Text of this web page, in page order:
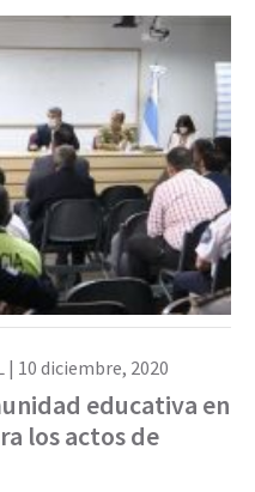
| 10 diciembre, 2020
educativa en
los actos de